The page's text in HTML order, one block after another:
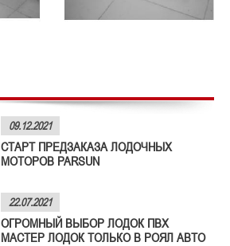
09.12.2021
СТАРТ ПРЕДЗАКАЗА ЛОДОЧНЫХ
МОТОРОВ PARSUN
22.07.2021
ОГРОМНЫЙ ВЫБОР ЛОДОК ПВХ
МАСТЕР ЛОДОК ТОЛЬКО В РОЯЛ АВТО